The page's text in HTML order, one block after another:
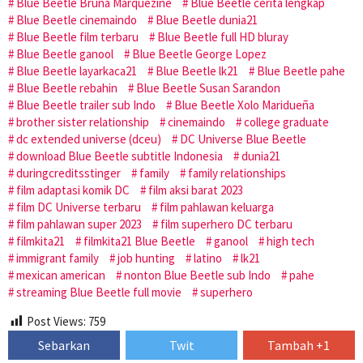
Blue Beetle cinemaindo
Blue Beetle dunia21
Blue Beetle film terbaru
Blue Beetle full HD bluray
Blue Beetle ganool
Blue Beetle George Lopez
Blue Beetle layarkaca21
Blue Beetle lk21
Blue Beetle pahe
Blue Beetle rebahin
Blue Beetle Susan Sarandon
Blue Beetle trailer sub Indo
Blue Beetle Xolo Maridueña
brother sister relationship
cinemaindo
college graduate
dc extended universe (dceu)
DC Universe Blue Beetle
download Blue Beetle subtitle Indonesia
dunia21
duringcreditsstinger
family
family relationships
film adaptasi komik DC
film aksi barat 2023
film DC Universe terbaru
film pahlawan keluarga
film pahlawan super 2023
film superhero DC terbaru
filmkita21
filmkita21 Blue Beetle ganool
high tech
immigrant family
job hunting latino
lk21
mexican american
nonton Blue Beetle sub Indo
pahe
streaming Blue Beetle full movie
superhero
Post Views: 759
Sebarkan Twit
Tambah +1